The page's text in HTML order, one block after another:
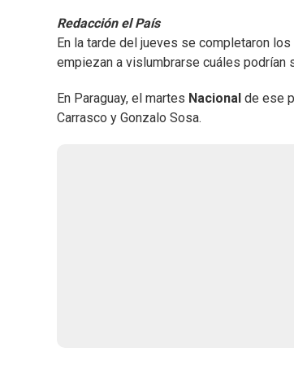
Redacción el País
En la tarde del jueves se completaron
empiezan a vislumbrarse cuáles
En Paraguay, el martes Nacional de ese
Carrasco y Gonzalo Sosa.